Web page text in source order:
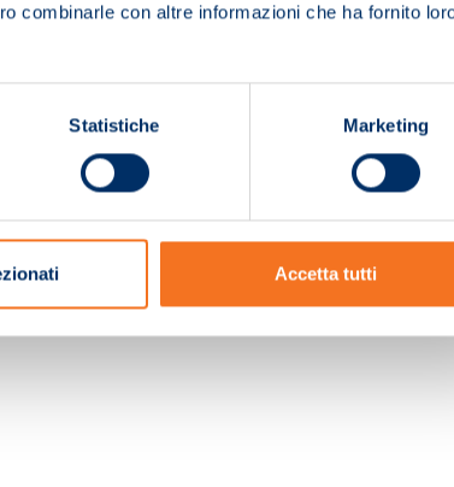
combinarle con altre informazioni che ha fornito
Statistiche Marketing
Accetta tutti
n.155974 - Cap.Soc. € 2.000.000,00 i.v. La Società adotta il